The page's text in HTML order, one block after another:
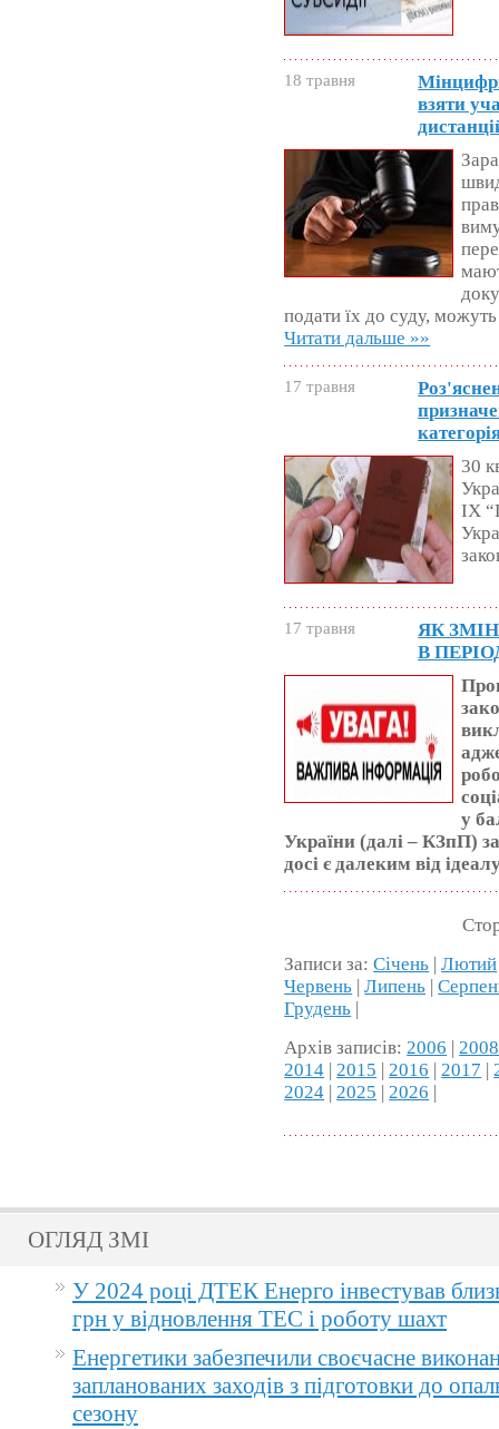
18 травня
взяти
подати їх до суду,
Читати дальше »»
17 травня
30
IX
17 травня
ЯК
В
у
України (далі – КЗпП)
досі є далеким від
Записи за:Січень |Лютий
Червень |Липень |
Грудень |
Архів записів: 2006 | 2008
2014 | 2015 | 2016 | 2017 |
2024 | 2025 | 2026 |
ОГЛЯД ЗМІ
У 2024 році ДТЕК Енерго інвестував
грн у відновлення ТЕС і роботу шахт
Енергетики забезпечили своєчасне
запланованих заходів з підготовки до
сезону